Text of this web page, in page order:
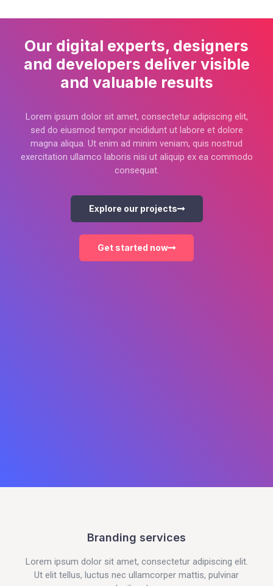
Our digital experts, designers
and developers deliver visible
and valuable results
Lorem ipsum dolor sit amet, consectetur adipiscing elit,
sed do eiusmod tempor incididunt ut labore et dolore
magna aliqua. Ut enim ad minim veniam, quis nostrud
exercitation ullamco laboris nisi ut aliquip ex ea commodo
consequat.
Explore our projects
Get started now
Branding services
Lorem ipsum dolor sit amet, consectetur adipiscing elit.
Ut elit tellus, luctus nec ullamcorper mattis, pulvinar